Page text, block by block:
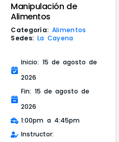
Manipulación de
Alimentos
Categoría: Alimentos
Sedes: La Cayena
Inicio: 15 de agosto de
2026
Fin: 15 de agosto de
2026
1:00pm a 4:45pm
Instructor: